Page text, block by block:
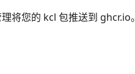
将您的 kcl 包推送到 ghcr.io。